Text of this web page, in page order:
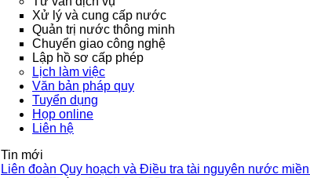
Xử lý và cung cấp nước
Quản trị nước thông minh
Chuyển giao công nghệ
Lập hồ sơ cấp phép
Lịch làm việc
Văn bản pháp quy
Tuyển dụng
Họp online
Liên hệ
Tin mới
Liên đoàn Quy hoạch và Điều tra tài nguyên nước